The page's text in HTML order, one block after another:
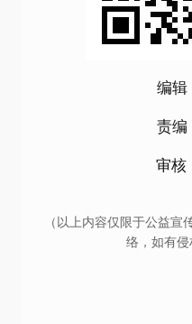
编
责
审核
（以上内容仅限于公益
络，如有侵